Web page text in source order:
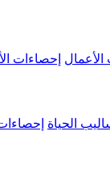
الأعمال إحصاءات
الحياة